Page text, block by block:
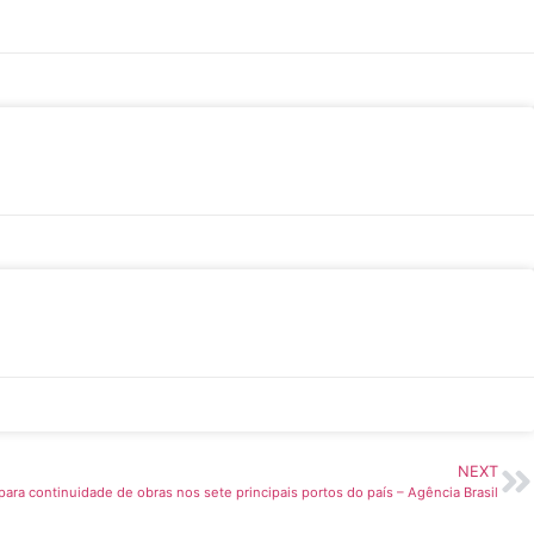
NEXT
continuidade de obras nos sete principais portos do país – Agência Brasil